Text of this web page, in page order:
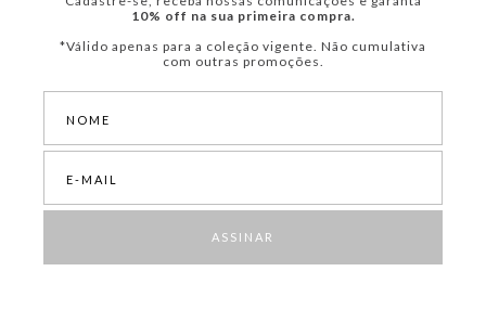
10% off na sua primeira compra.
*Válido apenas para a coleção vigente. Não cumulativa
com outras promoções.
ASSINAR